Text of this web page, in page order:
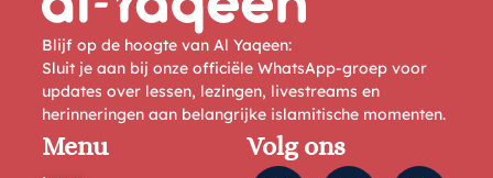
Blijf op de hoogte van Al Yaqeen:
Sluit je aan bij onze officiële WhatsApp-groep voor
updates over lessen, lezingen, livestreams en
herinneringen aan belangrijke islamitische momenten.
Menu Volg ons